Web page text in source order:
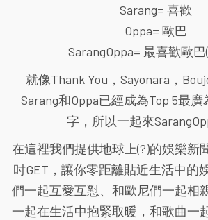
Sarang= 喜歡
Oppa= 歐巴
SarangOppa= 最喜歡歐巴
就像Thank You，Sayonara，
Sarang和Oppa已經成為Top 5最
字，所以一起來
在這裡我們提供地球上(?)的娛樂新
时GET，讓你零距離貼近生活中的
們一起互愛互懟、和歐尼們一起相
一起在生活中抱緊取暖，和歌曲一